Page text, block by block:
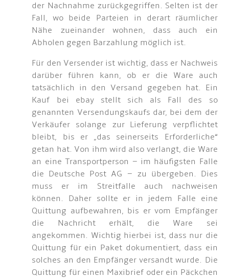
der Nachnahme zurückgegriffen. Selten ist der
Fall, wo beide Parteien in derart räumlicher
Nähe zueinander wohnen, dass auch ein
Abholen gegen Barzahlung möglich ist.
Für den Versender ist wichtig, dass er Nachweis
darüber führen kann, ob er die Ware auch
tatsächlich in den Versand gegeben hat. Ein
Kauf bei ebay stellt sich als Fall des so
genannten Versendungskaufs dar, bei dem der
Verkäufer solange zur Lieferung verpflichtet
bleibt, bis er „das seinerseits Erforderliche“
getan hat. Von ihm wird also verlangt, die Ware
an eine Transportperson – im häufigsten Falle
die Deutsche Post AG – zu übergeben. Dies
muss er im Streitfalle auch nachweisen
können. Daher sollte er in jedem Falle eine
Quittung aufbewahren, bis er vom Empfänger
die Nachricht erhält, die Ware sei
angekommen. Wichtig hierbei ist, dass nur die
Quittung für ein Paket dokumentiert, dass ein
solches an den Empfänger versandt wurde. Die
Quittung für einen Maxibrief oder ein Päckchen